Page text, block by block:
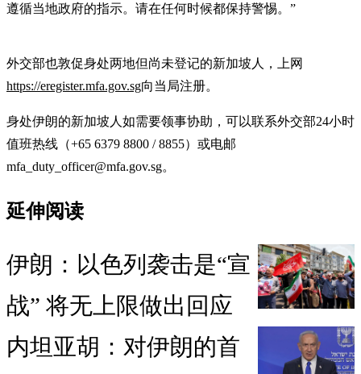
遵循当地政府的指示。请在任何时候都保持警惕。”
外交部也敦促身处两地但尚未登记的新加坡人，上网
https://eregister.mfa.gov.sg向当局注册。
身处伊朗的新加坡人如需要领事协助，可以联系外交部24小时
值班热线（+65 6379 8800 / 8855）或电邮
mfa_duty_officer@mfa.gov.sg。
延伸阅读
伊朗：以色列袭击是“宣
战” 将无上限做出回应
内坦亚胡：对伊朗的首